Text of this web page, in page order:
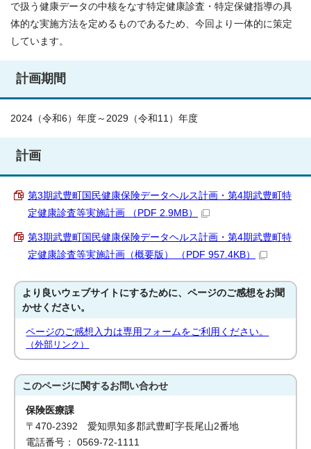
で扱う健康データの中核をなす特定健康診査・特定保健指導の具
体的な実施方法を定めるものであるため、今回より一体的に策定
しています。
計画期間
2024（令和6）年度～2029（令和11）年度
計画
第3期武豊町国民健康保険データヘルス計画・第4期武豊町特
定健康診査等実施計画 （PDF 2.9MB）
第3期武豊町国民健康保険データヘルス計画・第4期武豊町特
定健康診査等実施計画（概要版） （PDF 957.4KB）
より良いウェブサイトにするために、ページのご感想をお聞
かせください。
ページのご感想入力は専用フォームをご利用ください。
（外部リンク）
このページに関するお問い合わせ
保険医療課
〒470-2392 愛知県知多郡武豊町字長尾山2番地
電話番号： 0569-72-1111